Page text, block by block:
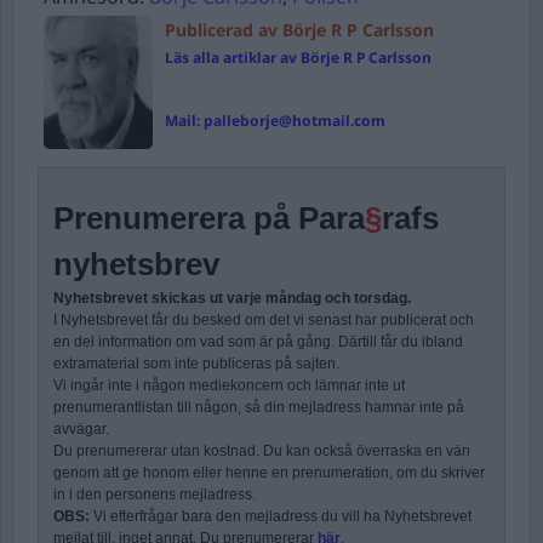
Publicerad av Börje R P Carlsson
Läs alla artiklar av Börje R P Carlsson
Mail: palleborje@hotmail.com
Prenumerera på Para§rafs
nyhetsbrev
Nyhetsbrevet skickas ut varje måndag och torsdag.
I Nyhetsbrevet får du besked om det vi senast har publicerat och
en del information om vad som är på gång. Därtill får du ibland
extramaterial som inte publiceras på sajten.
Vi ingår inte i någon mediekoncern och lämnar inte ut
prenumerantlistan till någon, så din mejladress hamnar inte på
avvägar.
Du prenumererar utan kostnad. Du kan också överraska en vän
genom att ge honom eller henne en prenumeration, om du skriver
in i den personens mejladress.
OBS: Vi efterfrågar bara den mejladress du vill ha Nyhetsbrevet
mejlat till, inget annat. Du prenumererar här